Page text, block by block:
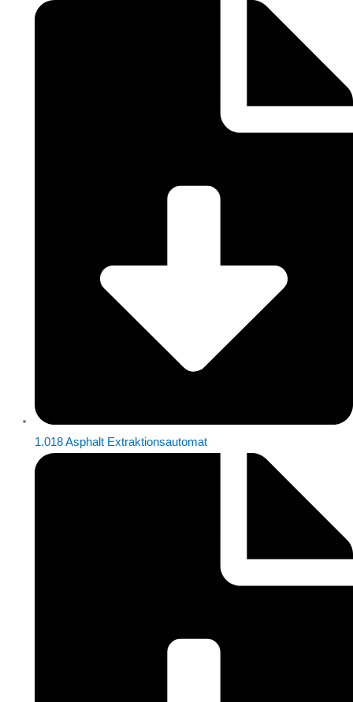
1.018 Asphalt Extraktionsautomat